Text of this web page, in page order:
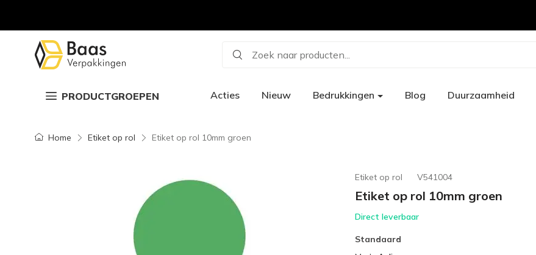
Zoek naar producten...
PRODUCTGROEPEN Acties Nieuw Bedrukkingen Blog Duurzaamheid
Home Etiket op rol Etiket op rol 10mm groen
Etiket op rol V541004
Etiket op rol 10mm groen
Direct leverbaar
Standaard